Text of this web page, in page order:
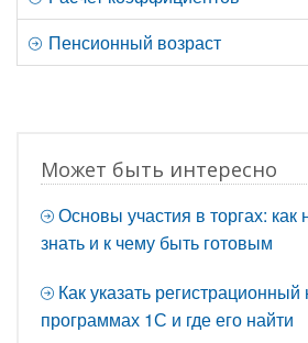
Пенсионный возраст
Может быть интересно
Основы участия в торгах: как
знать и к чему быть готовым
Как указать
программах 1С и где его найти